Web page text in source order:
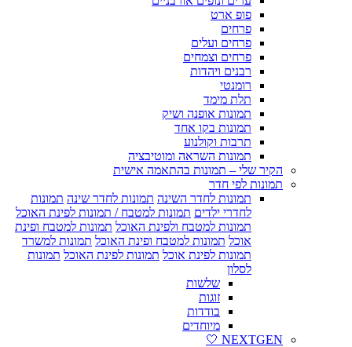
פופ ארט
פרחים
פרחים ועלים
פרחים וצמחים
רבנים ויהדות
רומנטי
תלת מימד
תמונות אופנה ושיק
תמונות בקו אחד
תרבות וקולנוע
תמונות השראה ומוטיבציה
הקיר שלי – תמונות בהתאמה אישית
תמונות לפי חדר
תמונות לחדר השינה תמונות לחדר שינה תמונות
לחדרי ילדים תמונות למטבח / תמונות לפינת האוכל
תמונות למטבח ולפינת האוכל תמונות למטבח ופינת
אוכל תמונות למטבח ופינת האוכל תמונות למשרד
תמונות לפינת אוכל תמונות לפינת האוכל תמונות
לסלון
שלשות
זוגות
בודדות
מיוחדים
NEXTGEN 🤍